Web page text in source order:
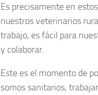
Es precisamente en
nuestros veterinarios
trabajo, es fácil para
y colaborar.
Este es el momento de
somos sanitarios,